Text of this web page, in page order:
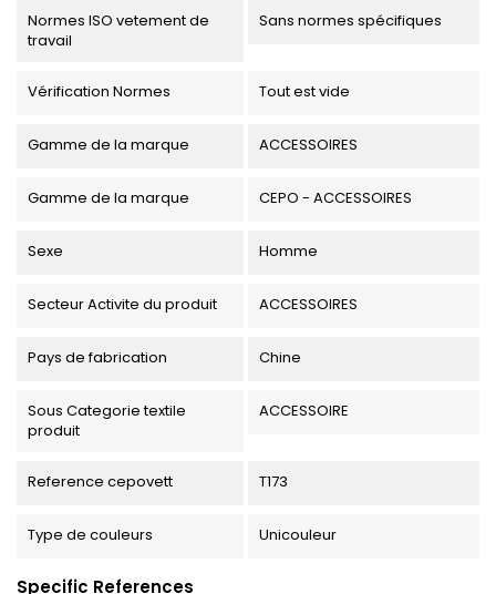
Normes ISO vetement de
travail
Sans normes spécifiques
Vérification Normes Tout est vide
Gamme de la marque ACCESSOIRES
Gamme de la marque CEPO - ACCESSOIRES
Sexe Homme
Secteur Activite du produit ACCESSOIRES
Pays de fabrication Chine
Sous Categorie textile
produit
ACCESSOIRE
Reference cepovett T173
Type de couleurs Unicouleur
Specific References